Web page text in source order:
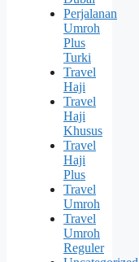
Perjalanan
Umroh
Plus
Turki
Travel
Haji
Travel
Haji
Khusus
Travel
Haji
Plus
Travel
Umroh
Travel
Umroh
Reguler